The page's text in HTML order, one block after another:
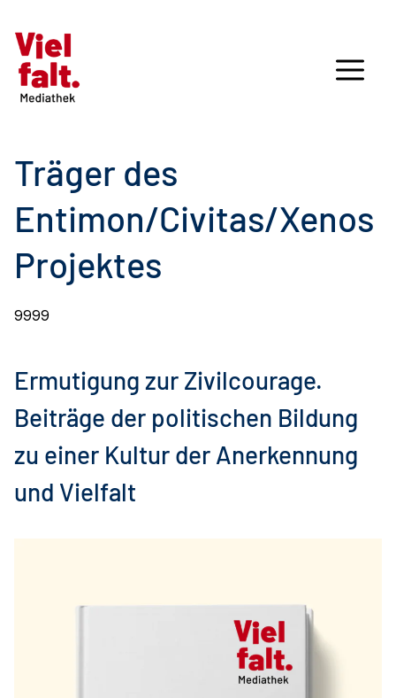
Träger des
Entimon/Civitas/Xenos
Projektes
9999
Ermutigung zur Zivilcourage.
Beiträge der politischen Bildung
zu einer Kultur der Anerkennung
und Vielfalt